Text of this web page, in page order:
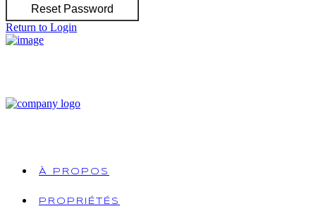
Reset Password
Return to Login
À PROPOS
PROPRIÉTÉS